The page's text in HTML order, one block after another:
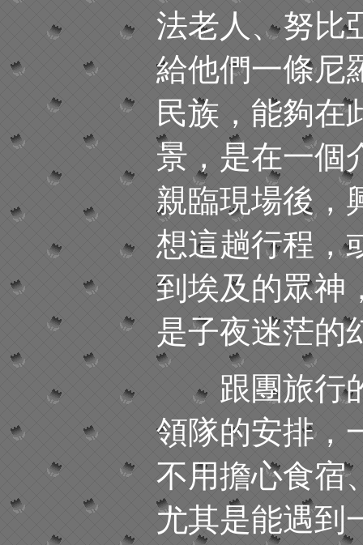
法老人、努比
給他們一條尼
民族，能夠在
景，是在一個
親臨現場後，
想這趟行程，
到埃及的眾神
是子夜迷茫的
跟團旅行的
領隊的安排，
不用擔心食宿
尤其是能遇到